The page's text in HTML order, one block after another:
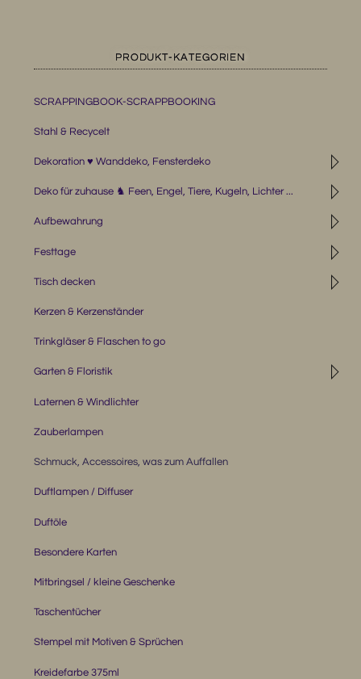
PRODUKT-KATEGORIEN
SCRAPPINGBOOK-SCRAPPBOOKING
Stahl & Recycelt
◹
Dekoration ♥ Wanddeko, Fensterdeko
◹
Deko für zuhause ♞ Feen, Engel, Tiere, Kugeln, Lichter ...
◹
Aufbewahrung
◹
Festtage
◹
Tisch decken
Kerzen & Kerzenständer
Trinkgläser & Flaschen to go
◹
Garten & Floristik
Laternen & Windlichter
Zauberlampen
Schmuck, Accessoires, was zum Auffallen
Duftlampen / Diffuser
Duftöle
Besondere Karten
Mitbringsel / kleine Geschenke
Taschentücher
Stempel mit Motiven & Sprüchen
Kreidefarbe 375ml